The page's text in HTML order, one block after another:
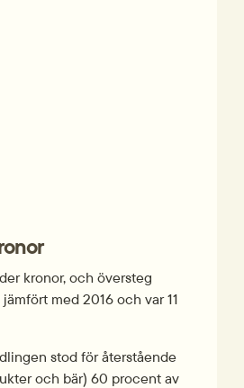
kronor, och översteg
med 2016 och var 11
stod för återstående
och bär) 60 procent av